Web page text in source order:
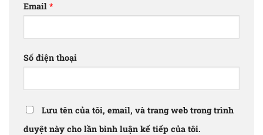
Email *
Số điện thoại
Lưu tên của tôi, email, và trang web trong trình
duyệt này cho lần bình luận kế tiếp của tôi.